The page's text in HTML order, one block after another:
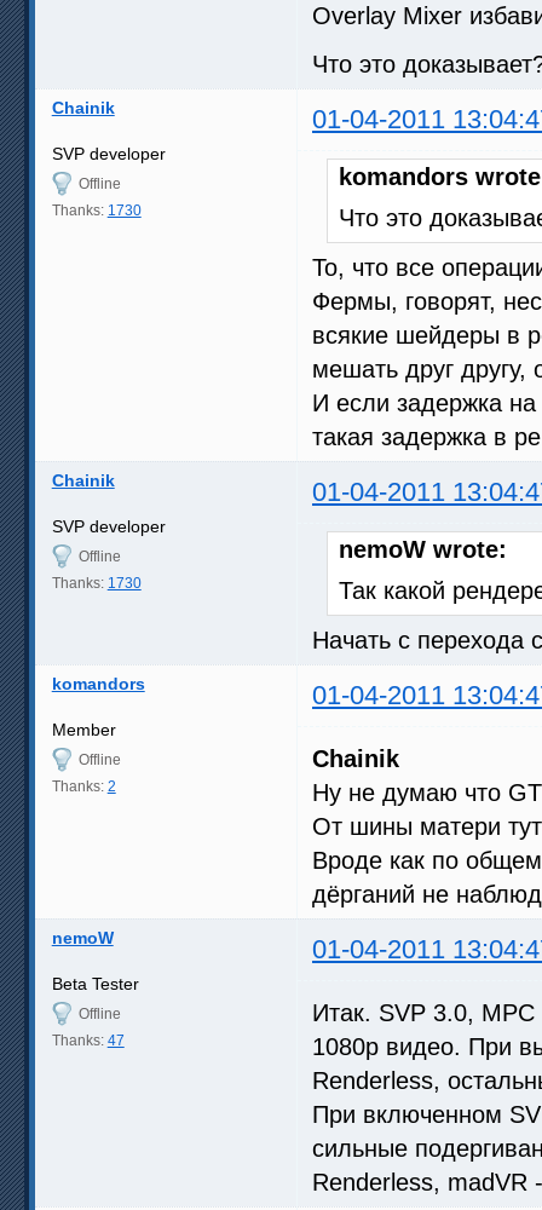
Overlay Mixer
Что это
Chainik 01-04-2011
SVP developer
Offline
Thanks: 1730
komandors
Что это
То, что все
Фермы, говорят,
всякие шейдеры в
мешать друг другу,
И если задержка
такая задержка в
Chainik 01-04-2011
SVP developer
Offline
Thanks: 1730
nemoW wrote:
Так какой
Начать с перехода
komandors 01-04-2011
Member
Offline
Thanks: 2
Chainik
Ну не думаю что
От шины матери тут
Вроде как по
дёрганий не
nemoW 01-04-2011
Beta Tester
Offline
Thanks: 47
Итак. SVP 3.0,
1080p видео. При
Renderless,
При включенном
сильные
Renderless, madVR